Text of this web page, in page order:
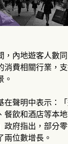
，內地遊客人數
消費相關行業，
。
在聲明中表示：
餐飲和酒店等本
政府指出，部分
兩位數增長。